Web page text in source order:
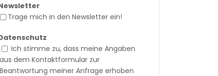
Trage mich in den Newsletter ein!
Ich stimme zu, dass meine Angaben
aus dem Kontaktformular zur
Beantwortung meiner Anfrage erhoben